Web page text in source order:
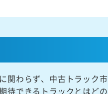
関わらず、中古トラック市
待できるトラックとはどの